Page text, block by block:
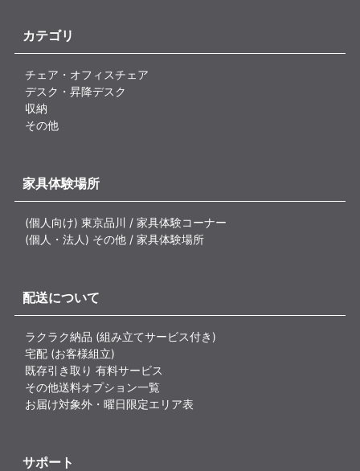
カテゴリ
チェア・オフィスチェア
デスク・昇降デスク
収納
その他
家具体験場所
(個人向け) 東京品川 / 家具体験コーナー
(個人・法人) その他 / 家具体験場所
配送について
ラクラク納品 (組み立てサービス付き)
宅配 (お客様組立)
既存引き取り 有料サービス
その他送料オプション一覧
お届け対象外・曜日限定エリア表
サポート